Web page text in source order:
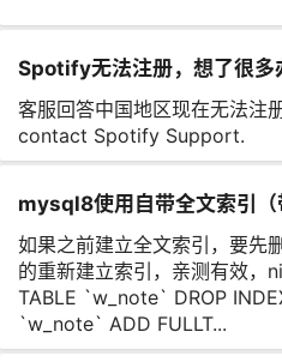
Spotify无法注册，想了很多
客服回答中国地区现在无法
contact Spotify Support.
mysql8使用自带全文索引（
如果之前建立全文索引，要先
的重新建立索引，亲测有效
TABLE `w_note` DROP
`w_note` ADD FULLT...